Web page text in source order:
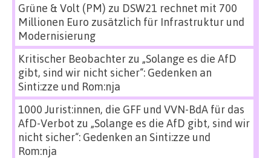
Grüne & Volt (PM) zu DSW21 rechnet mit 700
Millionen Euro zusätzlich für Infrastruktur und
Modernisierung
Kritischer Beobachterzu „Solange es die AfD
gibt, sind wir nicht sicher“: Gedenken an
Sinti:zze und Rom:nja
1000 Jurist:innen, die GFF und VVN-BdA für das
AfD-Verbot zu „Solange es die AfD gibt, sind wir
nicht sicher“: Gedenken an Sinti:zze und
Rom:nja